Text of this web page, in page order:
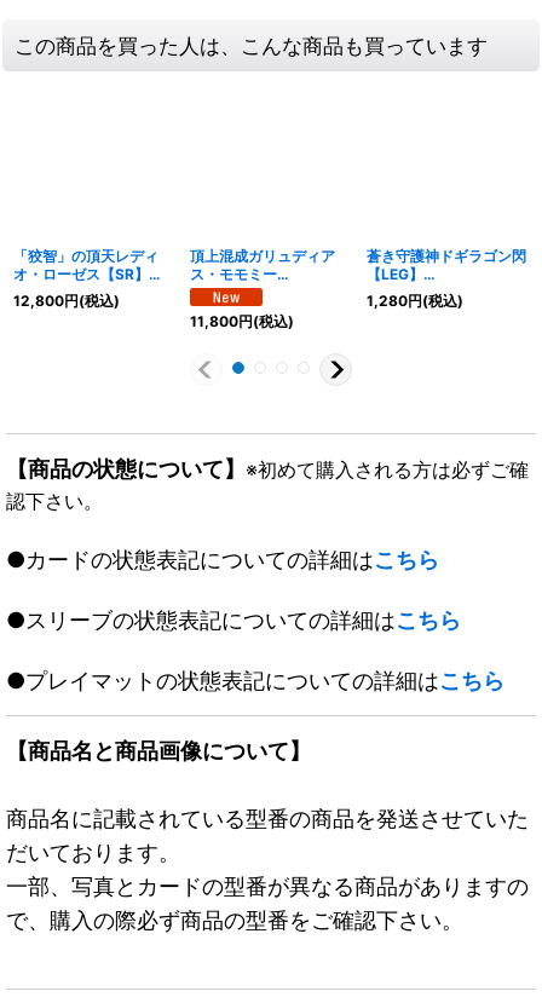
この商品を買った人は、こんな商品も買っています
「狡智」の頂天レディ
オ・ローゼス【SR】
{23EX3SP2/SP5}
《水》
12,800円(税込)
頂上混成ガリュディア
ス・モモミー
ズ’22【SR】
{24RP4SP3/SP5}
《多》
11,800円(税込)
蒼き守護神ドギラゴン閃
【LEG】
{RP22SP2/SP6}《多》
1,280円(税込)
【商品の状態について】 ※初めて購入される方は必ずご確
認下さい。
●カードの状態表記についての詳細はこちら
●スリーブの状態表記についての詳細はこちら
●プレイマットの状態表記についての詳細はこちら
【商品名と商品画像について】
商品名に記載されている型番の商品を発送させていた
だいております。
一部、写真とカードの型番が異なる商品がありますの
で、購入の際必ず商品の型番をご確認下さい。